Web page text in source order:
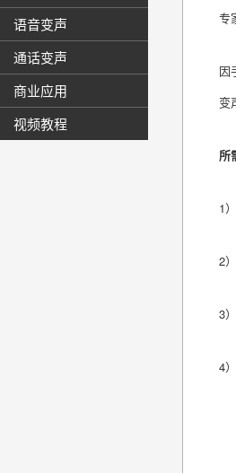
语音变声
通话变声
商业应用
视频教程
专
因
变
所
1
2
3
4